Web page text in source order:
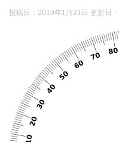
投稿日：2019年1月21日 更新日：